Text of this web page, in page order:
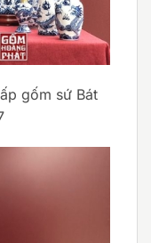
gốm sứ Bát